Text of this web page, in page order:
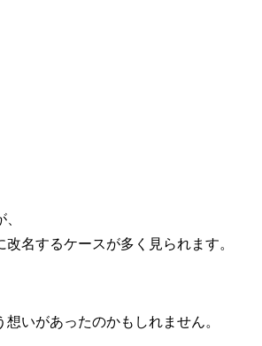
名するケースが多く見られます。
いがあったのかもしれません。